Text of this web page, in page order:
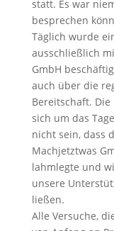
statt. Es war
besprechen
Täglich wurde
ausschließlich
GmbH
auch über die
Bereitschaft.
sich um das
nicht sein, dass
Machjetztwas
lahmlegte und
unsere
ließen.
Alle Versuche,